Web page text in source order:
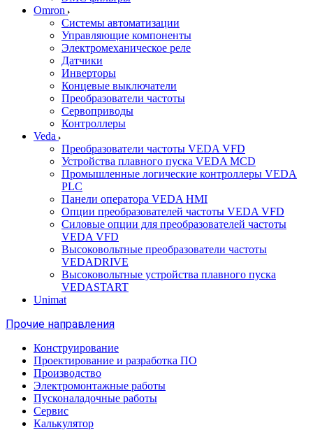
Omron
Системы автоматизации
Управляющие компоненты
Электромеханическое реле
Датчики
Инверторы
Концевые выключатели
Преобразователи частоты
Сервоприводы
Контроллеры
Veda
Преобразователи частоты VEDA VFD
Устройства плавного пуска VEDA MCD
Промышленные логические контроллеры VEDA
PLC
Панели оператора VEDA HMI
Опции преобразователей частоты VEDA VFD
Силовые опции для преобразователей частоты
VEDA VFD
Высоковольтные преобразователи частоты
VEDADRIVE
Высоковольтные устройства плавного пуска
VEDASTART
Unimat
Прочие направления
Конструирование
Проектирование и разработка ПО
Производство
Электромонтажные работы
Пусконаладочные работы
Сервис
Калькулятор